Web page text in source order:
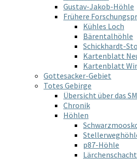
Gustav-Jakob-Höhle
Frühere
Kühles Loch
Bärentalhöhle
Schickhardt-
Kartenblatt
Kartenblatt
Gottesacker-Gebiet
Totes Gebirge
Übersicht über das
Chronik
Höhlen
p87-Höhle
Lärchenschacht